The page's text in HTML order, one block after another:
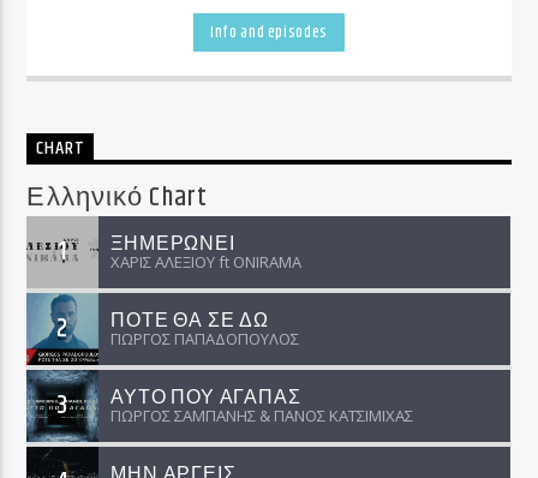
Info and episodes
CHART
Ελληνικό Chart
1 ΞΗΜΕΡΩΝΕΙ
ΧΑΡΙΣ ΑΛΕΞΙΟΥ ft ΟNIRAMA
2 ΠΟΤΕ ΘΑ ΣΕ ΔΩ
ΓΙΩΡΓΟΣ ΠΑΠΑΔΟΠΟΥΛΟΣ
3 ΑΥΤΟ ΠΟΥ ΑΓΑΠΑΣ
ΓΙΩΡΓΟΣ ΣΑΜΠΑΝΗΣ & ΠΑΝΟΣ ΚΑΤΣΙΜΙΧΑΣ